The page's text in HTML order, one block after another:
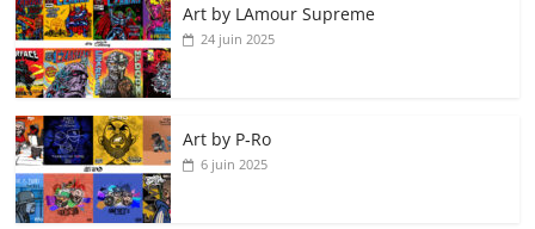
Art by LAmour Supreme
24 juin 2025
Art by P‑Ro
6 juin 2025